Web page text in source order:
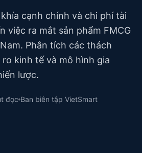
cạnh chính và chi phí tài
việc ra mắt sản phẩm FMCG
Phân tích các thách
kinh tế và mô hình gia
lược.
đọc Ban biên tập VietSmart